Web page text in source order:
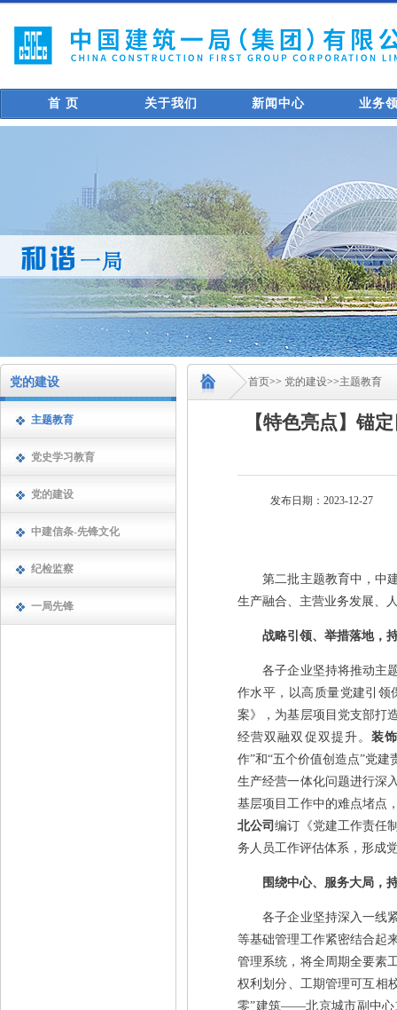
首 页 关于我们 新闻中心 业务
党的建设
主题教育
党史学习教育
党的建设
中建信条-先锋文化
纪检监察
一局先锋
首页>> 党的建设>>主题教育
【特色亮点】锚
发布日期：2023-12-27
第二批主题教育中，中建
生产融合、主营业务发展、
战略引领、举措落地，
各子企业坚持将推动主题
作水平，以高质量党建引领
案》，为基层项目党支部打
经营双融双促双提升。装
作”和“五个价值创造点”党
生产经营一体化问题进行深
基层项目工作中的难点堵点
北公司编订《党建工作责任
务人员工作评估体系，形成
围绕中心、服务大局，
各子企业坚持深入一线紧
等基础管理工作紧密结合起
管理系统，将全周期全要素
权利划分、工期管理可互相
零”建筑——北京城市副中心